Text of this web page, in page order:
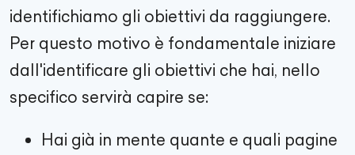
identifichiamo gli obiettivi da raggiungere.
Per questo motivo è fondamentale iniziare
dall'identificare gli obiettivi che hai, nello
specifico servirà capire se:
Hai già in mente quante e quali pagine